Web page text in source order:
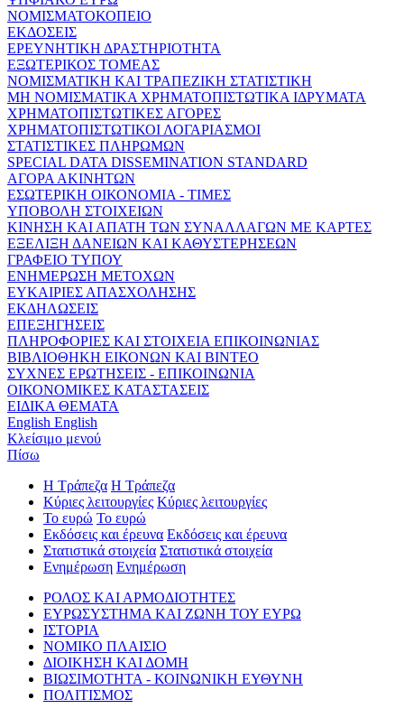
ΝΟΜΙΣΜΑΤΟΚΟΠΕΙΟ
ΕΚΔΟΣΕΙΣ
ΕΡΕΥΝΗΤΙΚΗ ΔΡΑΣΤΗΡΙΟΤΗΤΑ
ΕΞΩΤΕΡΙΚΟΣ ΤΟΜΕΑΣ
ΝΟΜΙΣΜΑΤΙΚΗ ΚΑΙ ΤΡΑΠΕΖΙΚΗ ΣΤΑΤΙΣΤΙΚΗ
ΜΗ ΝΟΜΙΣΜΑΤΙΚΑ ΧΡΗΜΑΤΟΠΙΣΤΩΤΙΚΑ ΙΔΡΥΜΑΤΑ
ΧΡΗΜΑΤΟΠΙΣΤΩΤΙΚΕΣ ΑΓΟΡΕΣ
ΧΡΗΜΑΤΟΠΙΣΤΩΤΙΚΟΙ ΛΟΓΑΡΙΑΣΜΟΙ
ΣΤΑΤΙΣΤΙΚΕΣ ΠΛΗΡΩΜΩΝ
SPECIAL DATA DISSEMINATION STANDARD
ΑΓΟΡΑ ΑΚΙΝΗΤΩΝ
ΕΣΩΤΕΡΙΚΗ ΟΙΚΟΝΟΜΙΑ - ΤΙΜΕΣ
ΥΠΟΒΟΛΗ ΣΤΟΙΧΕΙΩΝ
ΚΙΝΗΣΗ ΚΑΙ ΑΠΑΤΗ ΤΩΝ ΣΥΝΑΛΛΑΓΩΝ ΜΕ ΚΑΡΤΕΣ
ΕΞΕΛΙΞΗ ΔΑΝΕΙΩΝ ΚΑΙ ΚΑΘΥΣΤΕΡΗΣΕΩΝ
ΓΡΑΦΕΙΟ ΤΥΠΟΥ
ΕΝΗΜΕΡΩΣΗ ΜΕΤΟΧΩΝ
ΕΥΚΑΙΡΙΕΣ ΑΠΑΣΧΟΛΗΣΗΣ
ΕΚΔΗΛΩΣΕΙΣ
ΕΠΕΞΗΓΗΣΕΙΣ
ΠΛΗΡΟΦΟΡΙΕΣ ΚΑΙ ΣΤΟΙΧΕΙΑ ΕΠΙΚΟΙΝΩΝΙΑΣ
ΒΙΒΛΙΟΘΗΚΗ ΕΙΚΟΝΩΝ ΚΑΙ ΒΙΝΤΕΟ
ΣΥΧΝΕΣ ΕΡΩΤΗΣΕΙΣ - ΕΠΙΚΟΙΝΩΝΙΑ
ΟΙΚΟΝΟΜΙΚΕΣ ΚΑΤΑΣΤΑΣΕΙΣ
ΕΙΔΙΚΑ ΘΕΜΑΤΑ
English English
Κλείσιμο μενού
Πίσω
Η Τράπεζα Η Τράπεζα
Κύριες λειτουργίες Κύριες λειτουργίες
Το ευρώ Το ευρώ
Εκδόσεις και έρευνα Εκδόσεις και έρευνα
Στατιστικά στοιχεία Στατιστικά στοιχεία
Ενημέρωση Ενημέρωση
ΡΟΛΟΣ ΚΑΙ ΑΡΜΟΔΙΟΤΗΤΕΣ
ΕΥΡΩΣΥΣΤΗΜΑ ΚΑΙ ΖΩΝΗ ΤΟΥ ΕΥΡΩ
ΙΣΤΟΡΙΑ
ΝΟΜΙΚΟ ΠΛΑΙΣΙΟ
ΔΙΟΙΚΗΣΗ ΚΑΙ ΔΟΜΗ
ΒΙΩΣΙΜΟΤΗΤΑ - ΚΟΙΝΩΝΙΚΗ ΕΥΘΥΝΗ
ΠΟΛΙΤΙΣΜΟΣ